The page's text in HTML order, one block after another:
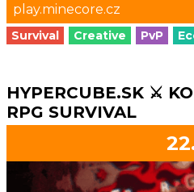
play.minecore.cz
Survival Creative PvP
HYPERCUBE.SK ⚔️
RPG SURVIVAL